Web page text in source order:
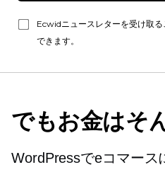
Ecwidニュースレターを受け取
できます。
でもお金はそ
WordPressでeコマース